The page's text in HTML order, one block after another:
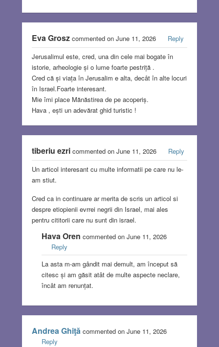
Eva Groszcommented on June 11, 2026
Reply
Jerusalimul este, cred, una din cele mai bogate în
istorie, arheologie și o lume foarte pestriță .
Cred că și viața în Jerusalim e alta, decât în alte locuri
în Israel.Foarte interesant.
Mie îmi place Mănăstirea de pe acoperiș.
Hava , ești un adevărat ghid turistic !
tiberiu ezricommented on June 11, 2026
Reply
Un articol interesant cu multe informatii pe care nu le-
am stiut.
Cred ca in continuare ar merita de scris un articol si
despre etiopienii evrrei negrii din Israel, mai ales
pentru cititorii care nu sunt din israel.
Hava Oren commented on June 11, 2026
Reply
La asta m-am gândit mai demult, am început să
citesc și am găsit atât de multe aspecte neclare,
încât am renunțat.
Andrea Ghiţăcommented on June 11, 2026
Reply